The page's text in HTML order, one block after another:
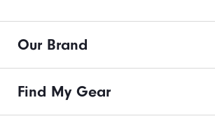
Our Brand
Find My Gear